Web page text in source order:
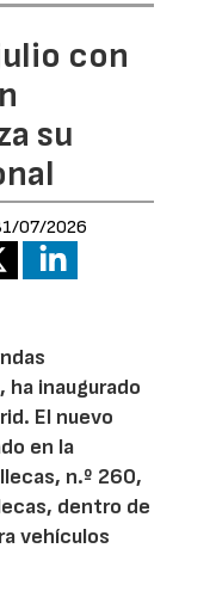
con
su
07/2026
, ha inaugurado
El nuevo
en la
n.º 260,
dentro de
vehículos